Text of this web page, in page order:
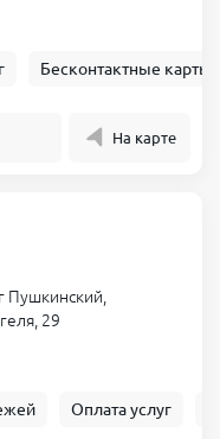
Бесконтактные карты
На карте
Пушкинский,
29
Оплата услуг